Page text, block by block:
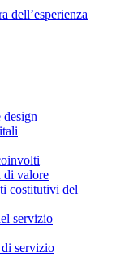
dell’esperienza
design
di valore
costitutivi del
servizio
di servizio